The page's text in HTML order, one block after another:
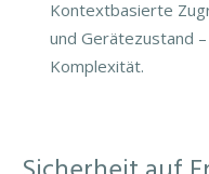
Kontextbasierte
und Gerätezustand
Komplexität.